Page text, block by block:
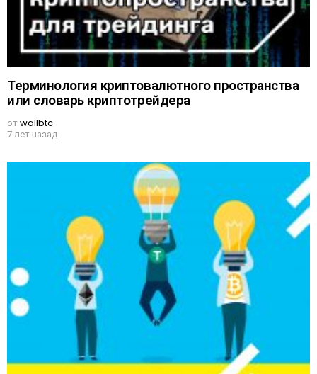
Терминология криптовалютного пространства
или словарь криптотрейдера
отwallbtc
7 лет назад